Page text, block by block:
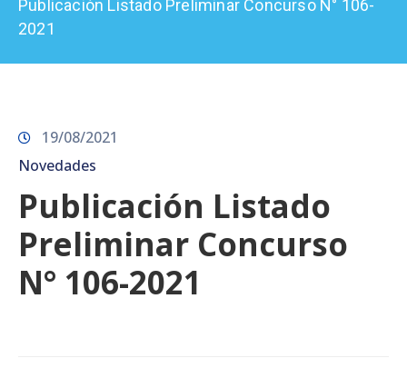
Prensa
Publicación Listado Preliminar Concurso N° 106-
2021
19/08/2021
Novedades
Publicación Listado
Preliminar Concurso
N° 106-2021